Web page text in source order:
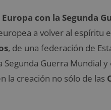
con la Segunda
a volver al espíritu
, de una federación de
Guerra Mundial
la creación no sólo de las